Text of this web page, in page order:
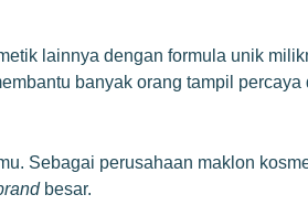
lainnya dengan formula unik
banyak orang tampil percaya
Sebagai perusahaan maklon
besar.